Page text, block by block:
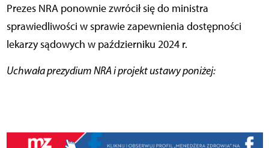
Prezes NRA ponownie zwrócił się do ministra
sprawiedliwości w sprawie zapewnienia dostępności
lekarzy sądowych w październiku 2024 r.
Uchwała prezydium NRA i projekt ustawy poniżej: